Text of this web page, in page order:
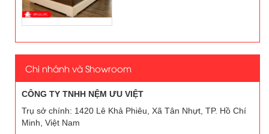
Chi nhánh và Showroom
CÔNG TY TNHH NỆM ƯU VIỆT
Trụ sở chính: 1420 Lê Khả Phiêu, Xã Tân Nhựt, TP. Hồ Chí
Minh, Việt Nam